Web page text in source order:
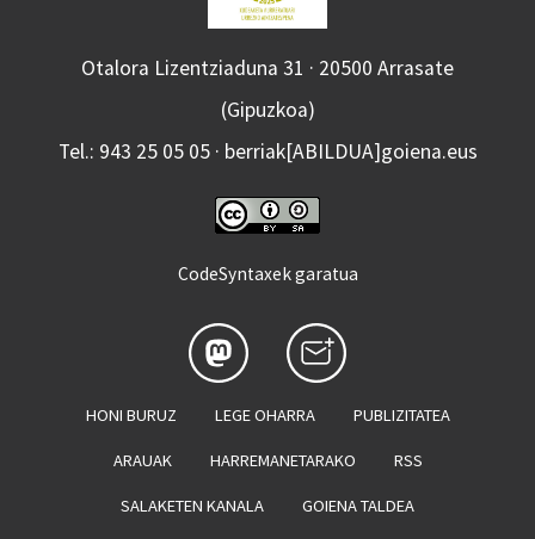
Otalora Lizentziaduna 31 · 20500 Arrasate
(Gipuzkoa)
Tel.: 943 25 05 05 · berriak[ABILDUA]goiena.eus
CodeSyntaxek garatua
HONI BURUZ LEGE OHARRA PUBLIZITATEA
ARAUAK HARREMANETARAKO RSS
SALAKETEN KANALA GOIENA TALDEA